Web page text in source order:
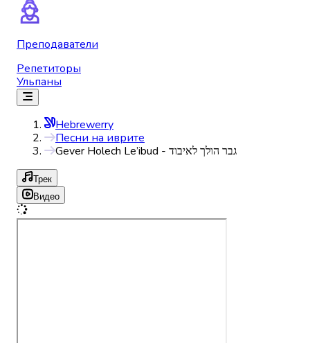
Преподаватели
Репетиторы
Ульпаны
Hebrewerry
Песни на иврите
Gever Holech Le’ibud - גבר הולך לאיבוד
Трек
Видео